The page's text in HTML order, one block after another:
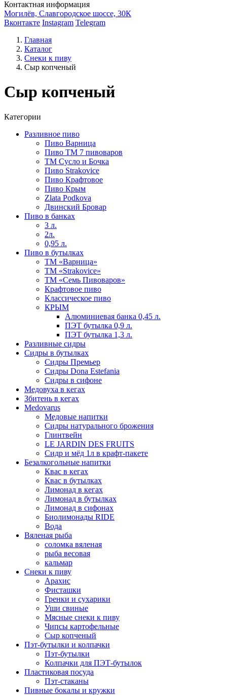
Контактная информация
Могилёв, Славгородское шоссе, 30К
Вконтакте Instagram Telegram
Главная
Каталог
Снеки к пиву
Сыр копченый
Сыр копченый
Категории
Разливное пиво
Пиво Варница
Пиво ТМ 7 пивоваров
ТМ Сусло и Бочка
Пиво Strakovice
Пиво Крафтовое
Пиво Крым
Zlata Podkova
Двинский Бровар
Пиво в банках
3 л.
2л.
0,95 л.
Пиво в бутылках
ТМ «Варница»
ТМ «Strakovice»
ТМ «Семь Пивоваров»
Крафтовое пиво
Классическое пиво
КРЫМ
Алюминиевая банка 0,45 л.
ПЭТ бутылка 0,9 л.
ПЭТ бутылка 1,3 л.
Разливные сидры
Сидры в бутылках
Сидры Премьер
Сидры Dona Estefania
Сидры в сифоне
Медовуха в кегах
Збитень в кегах
Medovarus
Медовые напитки
Сидры натурального брожения
Глинтвейн
LE JARDIN DES FRUITS
Сидр и мёд 1л в крафт-пакете
Безалкогольные напитки
Квас в кегах
Квас в бутылках
Лимонад в кегах
Лимонад в бутылках
Лимонад в сифонах
Биолимонады RIDE
Вода
Вяленая рыба
соломка вяленая
рыба весовая
кальмар
Снеки к пиву
Арахис
Фисташки
Гренки и сухарики
Уши свиные
Мясные снеки к пиву
Чипсы картофельные
Сыр копченый
Пэт-бутылки и колпачки
Пэт-бутылки
Колпачки для ПЭТ-бутылок
Пластиковая посуда
Пэт-стаканы
Пивные бокалы и кружки